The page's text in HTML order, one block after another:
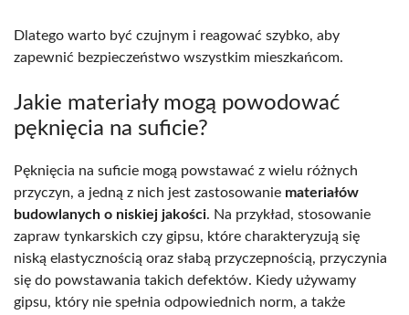
Dlatego warto być czujnym i reagować szybko, aby
zapewnić bezpieczeństwo wszystkim mieszkańcom.
Jakie materiały mogą powodować
pęknięcia na suficie?
Pęknięcia na suficie mogą powstawać z wielu różnych
przyczyn, a jedną z nich jest zastosowanie materiałów
budowlanych o niskiej jakości. Na przykład, stosowanie
zapraw tynkarskich czy gipsu, które charakteryzują się
niską elastycznością oraz słabą przyczepnością, przyczynia
się do powstawania takich defektów. Kiedy używamy
gipsu, który nie spełnia odpowiednich norm, a także